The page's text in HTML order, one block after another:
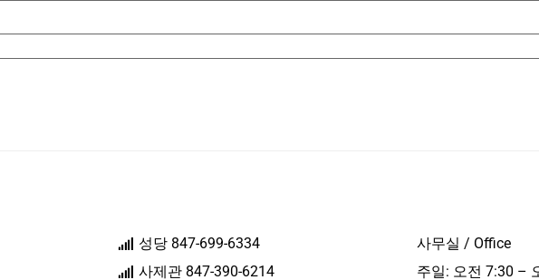
성당 847-699-6334
사제관 847-390-6214
사무실 / Office
주일: 오전 7:30 –